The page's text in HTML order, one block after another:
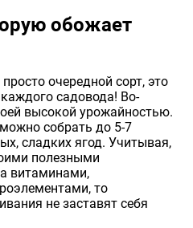
обожает
очередной сорт, это
садовода! Во-
высокой урожайностью.
собрать до 5-7
сладких ягод. Учитывая,
полезными
витаминами,
то
не заставят себя